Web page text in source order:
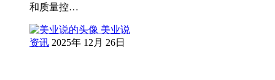
和质量控…
美业说
资讯 2025年 12月 26日